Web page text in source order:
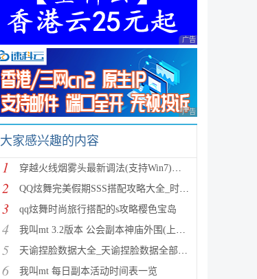
广告 商业广告，理性
广告 商业广告，理性
大家感兴趣的内容
1 穿越火线烟雾头最新调法(支持Win7)图文攻略
2 QQ炫舞完美假期SSS搭配攻略大全_时尚旅行完美假期1-15
3 qq炫舞时尚旅行搭配的s攻略樱色宝岛
4 我叫mt 3.2版本 公会副本神庙外围(上层)攻略心得
5 天谕捏脸数据大全_天谕捏脸数据全部汇总
6 我叫mt 每日副本活动时间表一览